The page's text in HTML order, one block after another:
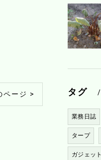
ページ > タグ
業務日誌
タープ
ガジェット